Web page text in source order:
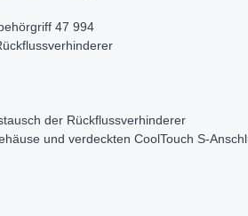
47 994
der Rückflussverhinderer
und verdeckten CoolTouch S-